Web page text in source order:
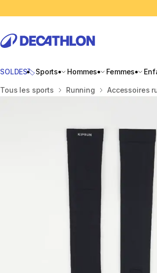
SOLDES🏷️Sports Hommes Femmes
Accueil
Tous les sports Running Accessoires